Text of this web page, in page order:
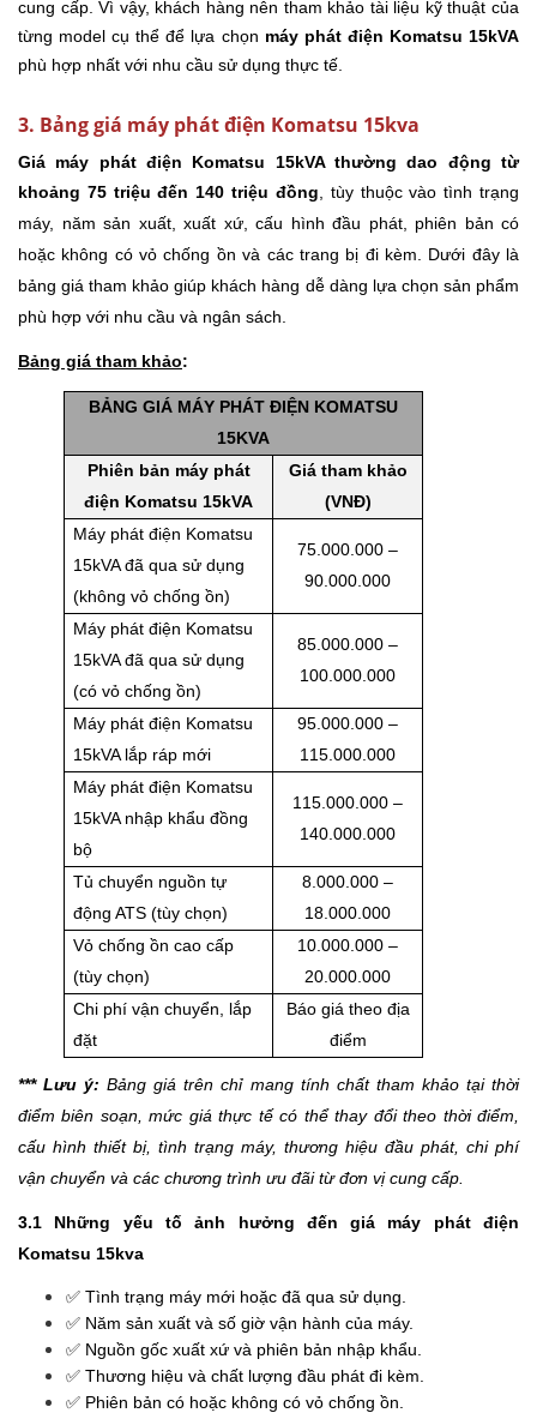
cung cấp. Vì vậy, khách hàng nên tham khảo tài liệu kỹ thuật của
từng model cụ thể để lựa chọn máy phát điện Komatsu 15kVA
phù hợp nhất với nhu cầu sử dụng thực tế.
3. Bảng giá máy phát điện Komatsu 15kva
Giá máy phát điện Komatsu 15kVA thường dao động từ
khoảng 75 triệu đến 140 triệu đồng, tùy thuộc vào tình trạng
máy, năm sản xuất, xuất xứ, cấu hình đầu phát, phiên bản có
hoặc không có vỏ chống ồn và các trang bị đi kèm. Dưới đây là
bảng giá tham khảo giúp khách hàng dễ dàng lựa chọn sản phẩm
phù hợp với nhu cầu và ngân sách.
Bảng giá tham khảo:
BẢNG GIÁ MÁY PHÁT ĐIỆN KOMATSU
15KVA
Phiên bản máy phát
điện Komatsu 15kVA
Giá tham khảo
(VNĐ)
Máy phát điện Komatsu
15kVA đã qua sử dụng
(không vỏ chống ồn)
75.000.000 –
90.000.000
Máy phát điện Komatsu
15kVA đã qua sử dụng
(có vỏ chống ồn)
85.000.000 –
100.000.000
Máy phát điện Komatsu
15kVA lắp ráp mới
95.000.000 –
115.000.000
Máy phát điện Komatsu
15kVA nhập khẩu đồng
bộ
115.000.000 –
140.000.000
Tủ chuyển nguồn tự
động ATS (tùy chọn)
8.000.000 –
18.000.000
Vỏ chống ồn cao cấp
(tùy chọn)
10.000.000 –
20.000.000
Chi phí vận chuyển, lắp
đặt
Báo giá theo địa
điểm
*** Lưu ý: Bảng giá trên chỉ mang tính chất tham khảo tại thời
điểm biên soạn, mức giá thực tế có thể thay đổi theo thời điểm,
cấu hình thiết bị, tình trạng máy, thương hiệu đầu phát, chi phí
vận chuyển và các chương trình ưu đãi từ đơn vị cung cấp.
3.1 Những yếu tố ảnh hưởng đến giá máy phát điện
Komatsu 15kva
✅ Tình trạng máy mới hoặc đã qua sử dụng.
✅ Năm sản xuất và số giờ vận hành của máy.
✅ Nguồn gốc xuất xứ và phiên bản nhập khẩu.
✅ Thương hiệu và chất lượng đầu phát đi kèm.
✅ Phiên bản có hoặc không có vỏ chống ồn.